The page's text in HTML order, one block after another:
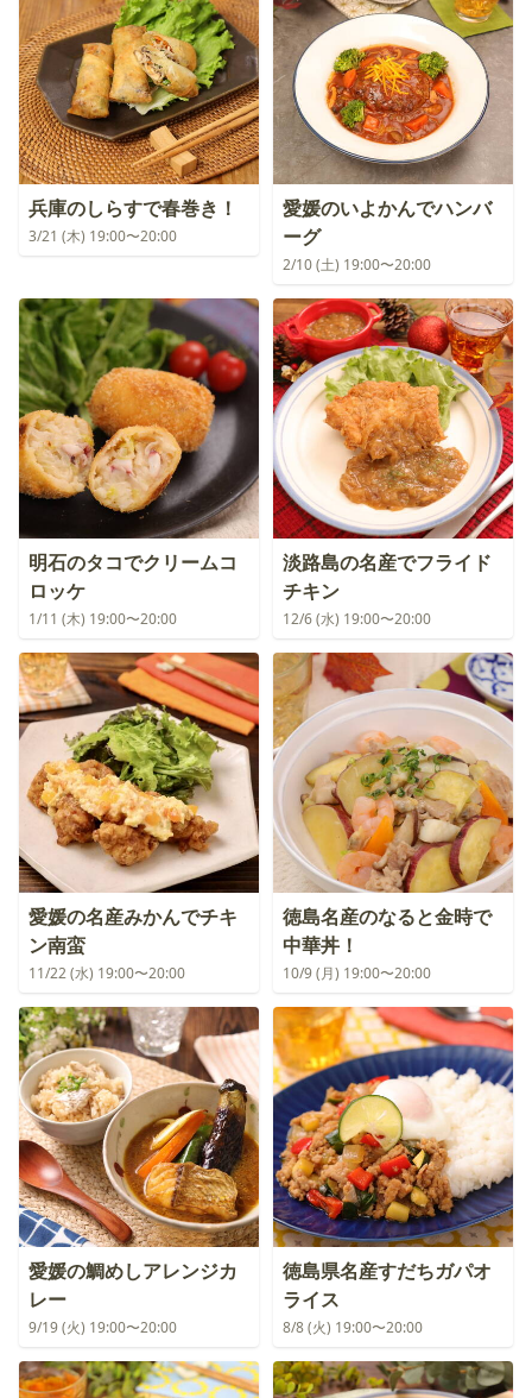
兵庫のしらすで春巻き！
3/21 (木) 19:00〜20:00
愛媛のいよかんでハンバ
ーグ
2/10 (土) 19:00〜20:00
明石のタコでクリームコ
ロッケ
1/11 (木) 19:00〜20:00
淡路島の名産でフライド
チキン
12/6 (水) 19:00〜20:00
愛媛の名産みかんでチキ
ン南蛮
11/22 (水) 19:00〜20:00
徳島名産のなると金時で
中華丼！
10/9 (月) 19:00〜20:00
愛媛の鯛めしアレンジカ
レー
9/19 (火) 19:00〜20:00
徳島県名産すだちガパオ
ライス
8/8 (火) 19:00〜20:00